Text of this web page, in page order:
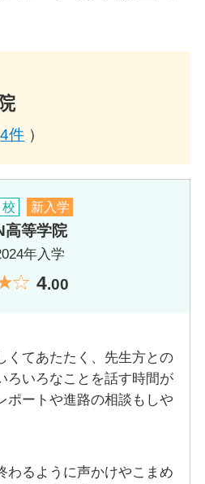
者の方々も心配や不安を抱えなが
張ってこられたと思います。登校
を感じながら夢の実現へ向かって
してみませんか？何でもお気軽に
さいね。
塾MUGENであるため進学に強い
定率は93.1％（全国平均
％（全国平均50.9％）と高い数値
進路選択のチャンスも広がりま
ースで設定することができます。
4件 ）
新入学
高等学院
年入学
4.00
くてあたたく、先生方との
ろいろなことを話す時間が
ポートや進路の相談もしや
わるように声かけやこまめ